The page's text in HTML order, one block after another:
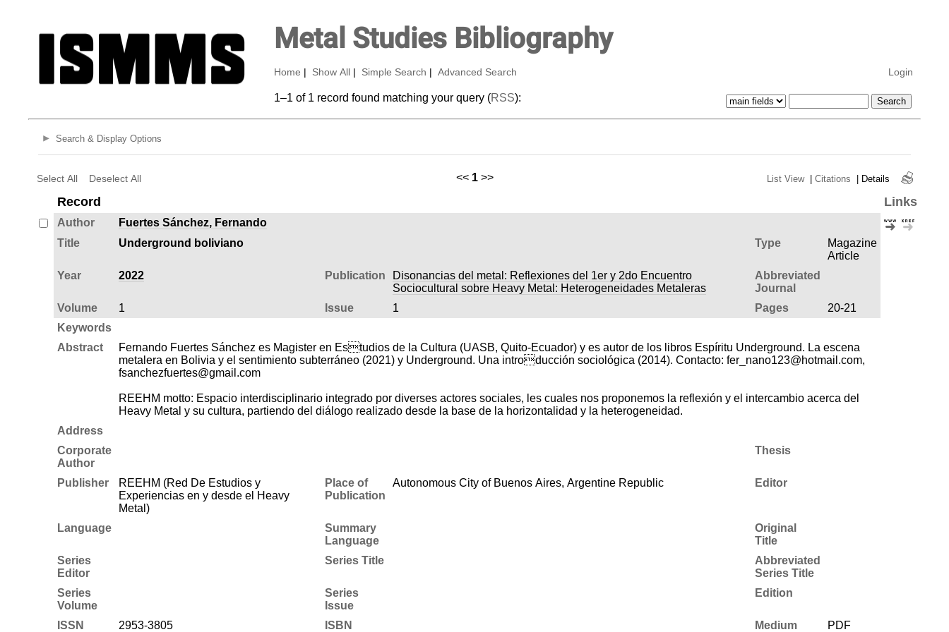
Metal Studies Bibliography
Home Show All Simple Search Advanced Search Login
1–1 of 1 record found matching your query (RSS):
Search & Display Options
Select All Deselect All << 1 >> List View | Citations | Details
Record Links
Author
Fuertes Sánchez, Fernando
Title
Underground boliviano Type
Magazine
Article
Year
2022 Publication
Disonancias del metal: Reflexiones del 1er y 2do Encuentro
Sociocultural sobre Heavy Metal: Heterogeneidades Metaleras
Abbreviated
Journal
Volume
1 Issue 1 Pages
20-21
Keywords
Abstract
Fernando Fuertes Sánchez es Magister en Estudios de la Cultura (UASB, Quito-Ecuador) y es autor de los libros Espíritu Underground. La escena
metalera en Bolivia y el sentimiento subterráneo (2021) y Underground. Una introducción sociológica (2014). Contacto: fer_nano123@hotmail.com,
fsanchezfuertes@gmail.com
REEHM motto: Espacio interdisciplinario integrado por diverses actores sociales, les cuales nos proponemos la reflexión y el intercambio acerca del
Heavy Metal y su cultura, partiendo del diálogo realizado desde la base de la horizontalidad y la heterogeneidad.
Address
Corporate
Author
Thesis
Publisher
REEHM (Red De Estudios y
Experiencias en y desde el Heavy
Metal)
Place of
Publication
Autonomous City of Buenos Aires, Argentine Republic Editor
Language
Summary
Language
Original
Title
Series
Editor
Series Title
Abbreviated
Series Title
Series
Volume
Series
Issue
Edition
ISSN 2953-3805 ISBN Medium PDF